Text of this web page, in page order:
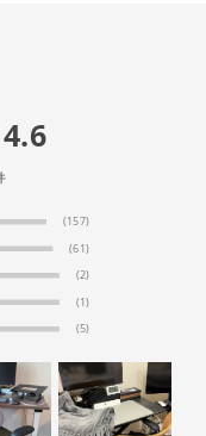
4.6
(157)
(61)
(2)
(1)
(5)